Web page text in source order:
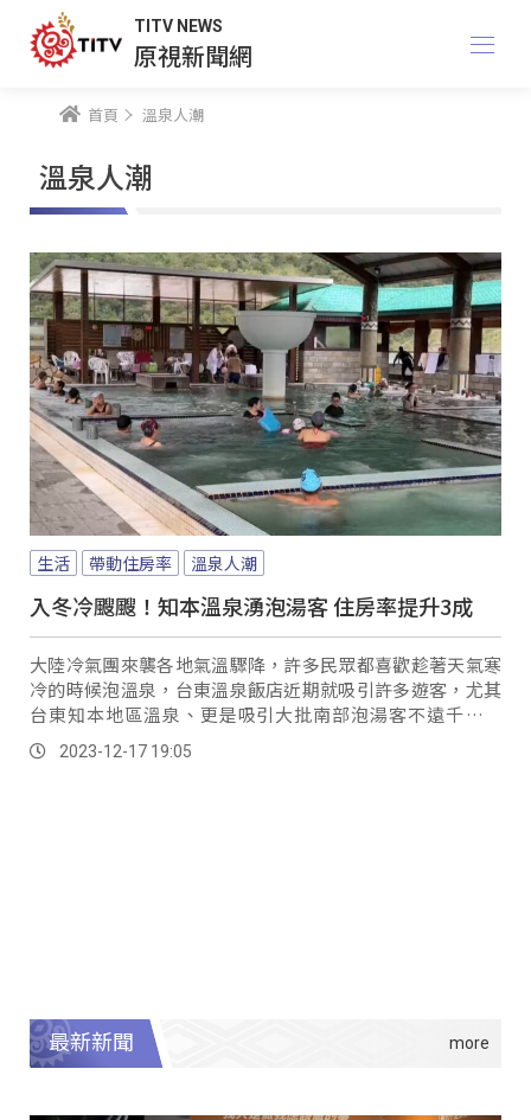
TITV NEWS
原視新聞網
首頁 溫泉人潮
溫泉人潮
生活 帶動住房率 溫泉人潮
入冬冷颼颼！知本溫泉湧泡湯客 住房率提升3成
大陸冷氣團來襲各地氣溫驟降，許多民眾都喜歡趁著天氣寒
冷的時候泡溫泉，台東溫泉飯店近期就吸引許多遊客，尤其
台東知本地區溫泉、更是吸引大批南部泡湯客不遠千里而
來。2023-12-17 19:05
最新新聞